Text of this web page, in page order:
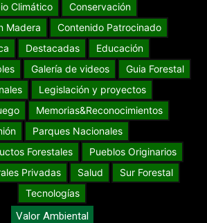
Climático
Conservación
Madera
Contenido Patrocinado
Destacadas
Educación
Galería de videos
Guia Forestal
Legislación y proyectos
Memorias&Reconocimientos
Parques Nacionales
Forestales
Pueblos Originarios
Privadas
Salud
Sur Forestal
Tecnologías
Valor Ambiental